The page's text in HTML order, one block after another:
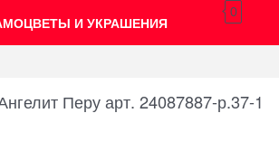
И УКРАШЕНИЯ
0
Перу арт. 24087887-р.37-1